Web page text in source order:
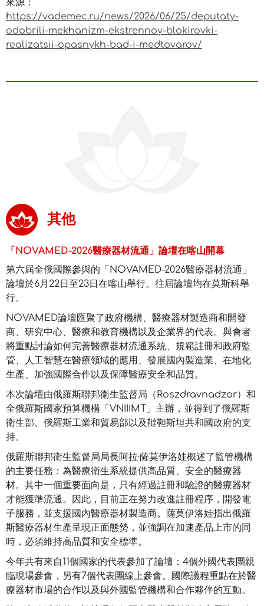
來源：
https://vademec.ru/news/2026/06/25/deputaty-
odobrili-mekhanizm-ekstrennoy-blokirovki-
realizatsii-opasnykh-bad-i-medtovarov/
其他
「NOVAMED-2026醫療器材流通」論壇在喀山開幕
第六屆全俄國際參與的「NOVAMED-2026醫療器材流通」
論壇於6月22日至23日在喀山舉行。往屆論壇均在莫斯科舉
行。
NOVAMED論壇匯聚了政府機構、醫療器材製造商和開發
商、研究中心、醫療和教育機構以及企業界的代表。與會者
將重點討論如何完善醫療器材流通系統、規範註冊和政府監
管、人工智慧在醫療領域的應用、發展國內製造業、在地化
生產、加強國際合作以及保障醫療安全和品質。
本次論壇由俄羅斯聯邦衛生監督局（Roszdravnadzor）和
全俄羅斯國家預算機構「VNIIIMT」主辦，並得到了俄羅斯
衛生部、俄羅斯工業和貿易部以及韃靼斯坦共和國政府的支
持。
俄羅斯聯邦衛生監督局局長阿拉·薩莫伊洛娃概述了監管機構
的主要任務：為醫療衛生系統提供高品質、安全的醫療器
材。其中一個重要面向是，只有經過註冊和驗證的醫療器材
才能獲準流通。因此，目前正在努力改進註冊程序，開發電
子服務，並支援國內醫療器材製造商。薩莫伊洛娃指出俄羅
斯醫療器材生產呈現正面態勢，並強調在加速產品上市的同
時，必須維持高品質和安全標準。
今年共有來自11個國家的代表參加了論壇：4個外國代表團親
臨現場參會，另有7個代表團線上參會。國際議程重點在於醫
療器材市場的合作以及與外國監管機構和合作夥伴的互動。